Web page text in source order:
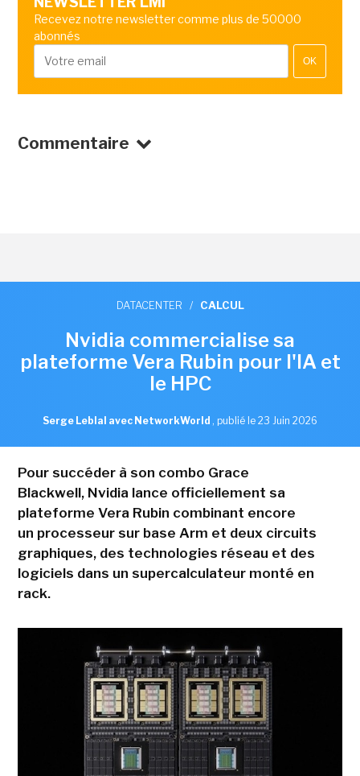
Recevez notre newsletter comme plus de 50000
abonnés
OK
Commentaire
DATACENTER / CALCUL
Nvidia commercialise sa
plateforme Vera Rubin pour l'IA et
le HPC
Serge Leblal avec NetworkWorld , publié le 23 Juin 2026
Pour succéder à son combo Grace
Blackwell, Nvidia lance officiellement sa
plateforme Vera Rubin combinant encore
un processeur sur base Arm et deux circuits
graphiques, des technologies réseau et des
logiciels dans un supercalculateur monté en
rack.